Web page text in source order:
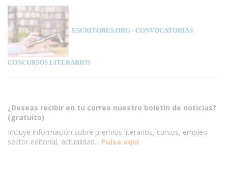
ESCRITORES.ORG - CONVOCATORIAS
CONCURSOS LITERARIOS
¿Deseas recibir en tu correo nuestro boletín de noticias?
(gratuito)
Incluye información sobre premios literarios, cursos, empleo
sector editorial, actualidad... Pulsa aqui